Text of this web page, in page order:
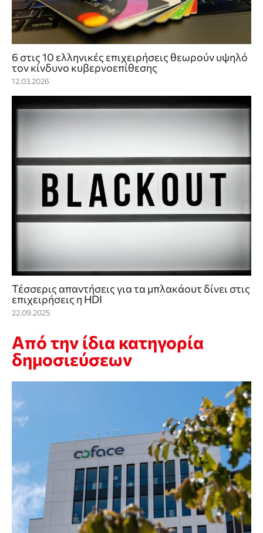
6 στις 10 ελληνικές επιχειρήσεις θεωρούν υψηλό
τον κίνδυνο κυβερνοεπίθεσης
12.03.2026
Τέσσερις απαντήσεις για τα μπλακάουτ δίνει στις
επιχειρήσεις η HDI
22.09.2025
Από την ίδια κατηγορία
δημοσιεύσεων